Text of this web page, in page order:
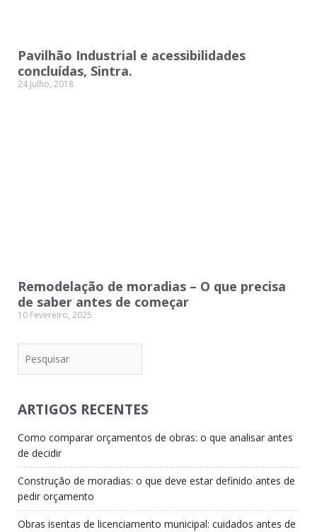
Pavilhão Industrial e acessibilidades
concluídas, Sintra.
24 Julho, 2018
Remodelação de moradias – O que precisa
de saber antes de começar
10 Fevereiro, 2025
ARTIGOS RECENTES
Como comparar orçamentos de obras: o que analisar antes
de decidir
Construção de moradias: o que deve estar definido antes de
pedir orçamento
Obras isentas de licenciamento municipal: cuidados antes de